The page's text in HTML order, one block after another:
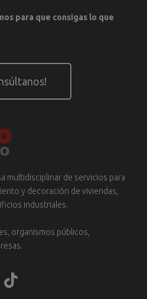
para que consigas lo que
multidisciplinar de servicios para
y decoración de viviendas,
industriales.
organismos públicos,